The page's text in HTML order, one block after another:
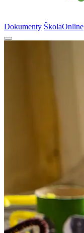
Dokumenty ŠkolaOnline